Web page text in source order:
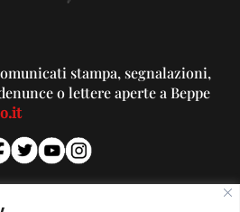
stampa, segnalazioni,
o lettere aperte a Beppe
PUBBLICITA'